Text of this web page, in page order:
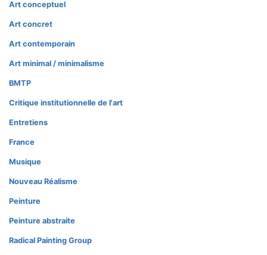
Art conceptuel
Art concret
Art contemporain
Art minimal / minimalisme
BMTP
Critique institutionnelle de l'art
Entretiens
France
Musique
Nouveau Réalisme
Peinture
Peinture abstraite
Radical Painting Group